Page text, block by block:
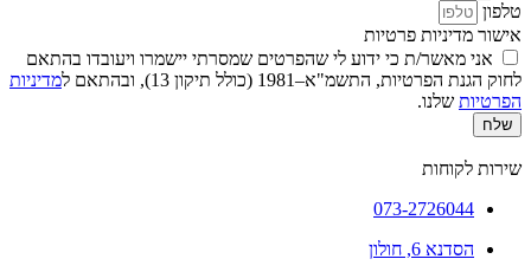
טלפון
אישור מדיניות פרטיות
אני מאשר/ת כי ידוע לי שהפרטים שמסרתי יישמרו ויעובדו בהתאם
לחוק הגנת הפרטיות, התשמ"א–1981 (כולל תיקון 13), ובהתאם ל
מדיניות
הפרטיות שלנו.
שלח
שירות לקוחות
073-2726044
הסדנא 6, חולון